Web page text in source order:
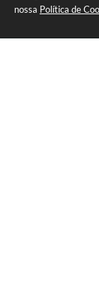
nossa Política de